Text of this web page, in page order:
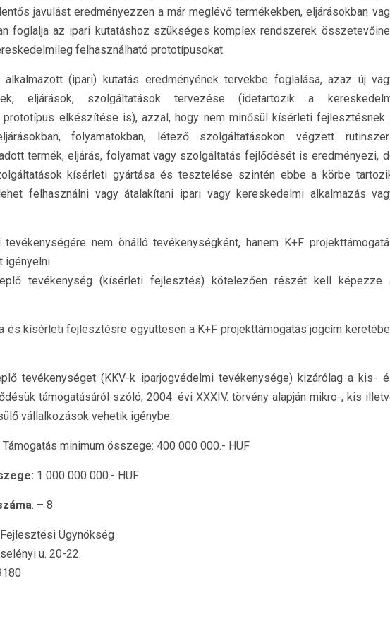
javulást eredményezzen a már meglévő termékekben, eljárásokban
foglalja az ipari kutatáshoz szükséges komplex rendszerek
felhasználható prototípusokat.
(ipari) kutatás eredményének tervekbe foglalása, azaz új
eljárások, szolgáltatások tervezése (idetartozik a
prototípus elkészítése is), azzal, hogy nem minősül kísérleti fejlesztésnek
folyamatokban, létező szolgáltatásokon végzett
termék, eljárás, folyamat vagy szolgáltatás fejlődését is eredményezi,
kísérleti gyártása és tesztelése szintén ebbe a körbe
felhasználni vagy átalakítani ipari vagy kereskedelmi alkalmazás
nem önálló tevékenységként, hanem K+F
igényelni
tevékenység (kísérleti fejlesztés) kötelezően részét kell képezze
és kísérleti fejlesztésre együttesen a K+F projekttámogatás jogcím
tevékenységet (KKV-k iparjogvédelmi tevékenysége) kizárólag a kis-
támogatásáról szóló, 2004. évi XXXIV. törvény alapján mikro-, kis
vállalkozások vehetik igénybe.
Támogatás minimum összege: 400 000 000.- HUF
1 000 000 000.- HUF
: – 8
Ügynökség
u. 20-22.